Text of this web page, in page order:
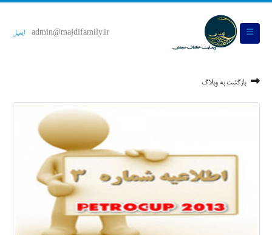
admin@majdifamily.ir ایمیل
بازگشت به وبلاگ